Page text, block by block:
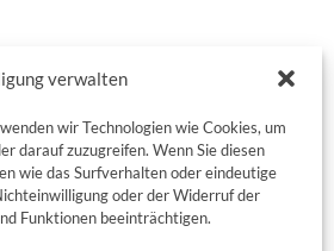
verwalten
wir Technologien wie Cookies, um
darauf zuzugreifen. Wenn Sie diesen
wie das Surfverhalten oder eindeutige
oder der Widerruf der
Funktionen beeinträchtigen.